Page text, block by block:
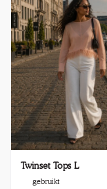
Twinset Tops L
gebruikt